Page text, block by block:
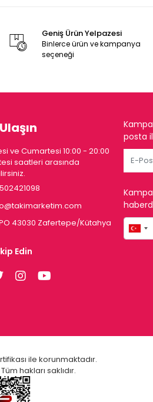
Geniş Ürün Yelpazesi
Binlerce ürün ve kampanya
seçeneği
ve Cumartesi 10:00 - 20:00
saatleri arasında
43030 Zafertepe/Kütahya
Edin
posta
ile korunmaktadır.
hakları saklıdır.